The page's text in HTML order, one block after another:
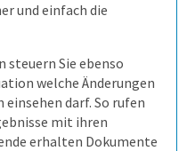
Online
prüfen
und einfach die
steuern Sie ebenso
welche Änderungen
darf. So rufen
mit ihren
erhalten Dokumente